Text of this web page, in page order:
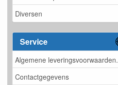
Diversen
Service
Algemene leveringsvoorwaarden.
Contactgegevens